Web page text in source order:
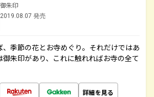
御朱印
2019.08.07 発売
季節の花とお寺めぐり。それだけではあ
御朱印があり、これに触れればお寺の全て
詳細を見る